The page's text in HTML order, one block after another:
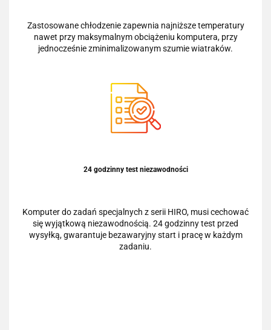
Zastosowane chłodzenie zapewnia najniższe temperatury
nawet przy maksymalnym obciążeniu komputera, przy
jednocześnie zminimalizowanym szumie wiatraków.
24 godzinny test niezawodności
Komputer do zadań specjalnych z serii HIRO, musi cechować
się wyjątkową niezawodnością. 24 godzinny test przed
wysyłką, gwarantuje bezawaryjny start i pracę w każdym
zadaniu.